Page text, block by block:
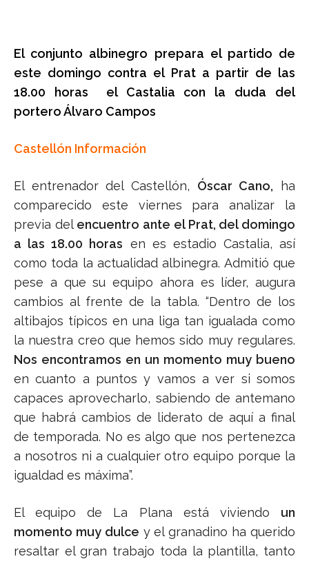
El conjunto albinegro prepara el partido de
este domingo contra el Prat a partir de las
18.00 horas el Castalia con la duda del
portero Álvaro Campos
Castellón Información
El entrenador del Castellón, Óscar Cano, ha
comparecido este viernes para analizar la
previa del encuentro ante el Prat, del domingo
a las 18.00 horas en es estadio Castalia, así
como toda la actualidad albinegra. Admitió que
pese a que su equipo ahora es líder, augura
cambios al frente de la tabla. “Dentro de los
altibajos típicos en una liga tan igualada como
la nuestra creo que hemos sido muy regulares.
Nos encontramos en un momento muy bueno
en cuanto a puntos y vamos a ver si somos
capaces aprovecharlo, sabiendo de antemano
que habrá cambios de liderato de aquí a final
de temporada. No es algo que nos pertenezca
a nosotros ni a cualquier otro equipo porque la
igualdad es máxima”.
El equipo de La Plana está viviendo un
momento muy dulce y el granadino ha querido
resaltar el gran trabajo toda la plantilla, tanto